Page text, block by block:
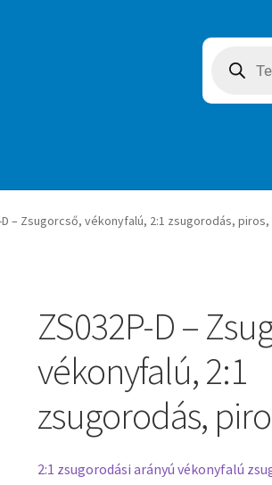
search
D – Zsugorcső, vékonyfalú, 2:1 zsugorodás,
ZS032P-D –
vékonyfalú, 2:1
zsugorodás,
2:1 zsugorodási arányú vékonyfalú